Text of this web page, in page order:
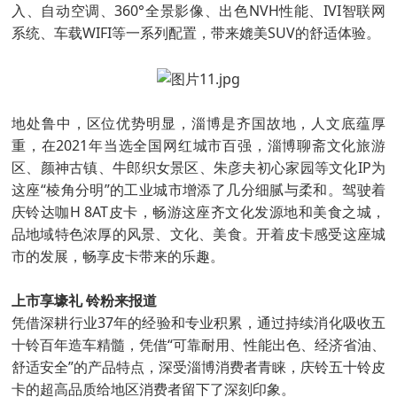
入、自动空调、360°全景影像、出色NVH性能、IVI智联网
系统、车载WIFI等一系列配置，带来媲美SUV的舒适体验。
地处鲁中，区位优势明显，淄博是齐国故地，人文底蕴厚
重，在2021年当选全国网红城市百强，淄博聊斋文化旅游
区、颜神古镇、牛郎织女景区、朱彦夫初心家园等文化IP为
这座“棱角分明”的工业城市增添了几分细腻与柔和。驾驶着
庆铃达咖H 8AT皮卡，畅游这座齐文化发源地和美食之城，
品地域特色浓厚的风景、文化、美食。开着皮卡感受这座城
市的发展，畅享皮卡带来的乐趣。
上市享壕礼 铃粉来报道
凭借深耕行业37年的经验和专业积累，通过持续消化吸收五
十铃百年造车精髓，凭借“可靠耐用、性能出色、经济省油、
舒适安全”的产品特点，深受淄博消费者青睐，庆铃五十铃皮
卡的超高品质给地区消费者留下了深刻印象。